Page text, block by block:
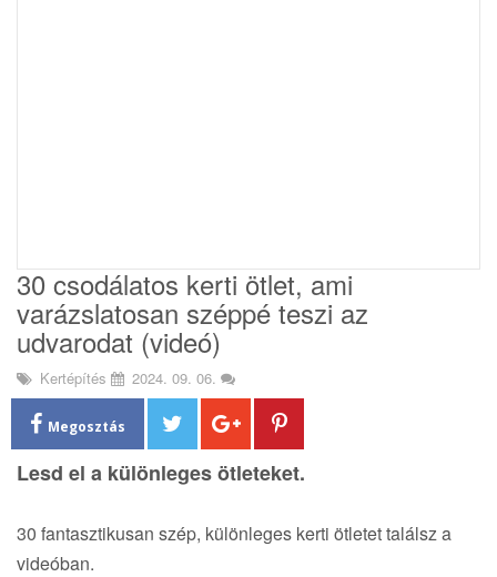
30 csodálatos kerti ötlet, ami
varázslatosan széppé teszi az
udvarodat (videó)
Kertépítés 2024. 09. 06.
Megosztás
Lesd el a különleges ötleteket.
30 fantasztikusan szép, különleges kerti ötletet találsz a
videóban.